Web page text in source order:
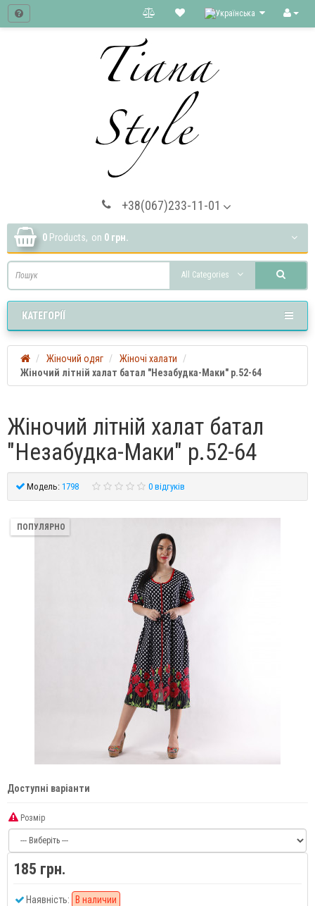
+38(067)233-11-01
0 Products, on 0 грн.
All Categories
КАТЕГОРІЇ
Жіночий одяг
Жіночі халати
Жіночий літній халат батал "Незабудка-Маки" р.52-64
Жіночий літній халат батал
"Незабудка-Маки" р.52-64
Модель: 1798 0 відгуків
ПОПУЛЯРНО
Доступні варіанти
Розмір
185 грн.
Наявність: В наличии